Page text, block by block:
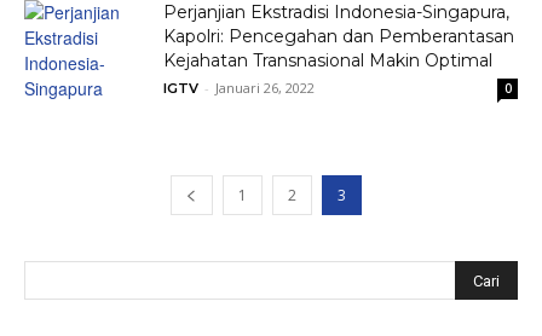
Perjanjian Ekstradisi Indonesia-Singapura,
Kapolri: Pencegahan dan Pemberantasan
Kejahatan Transnasional Makin Optimal
IGTV - Januari 26, 2022 0
1 2 3